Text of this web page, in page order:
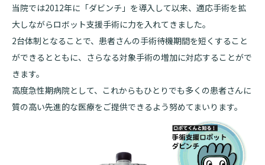
院長あいさつ
理念・方針・患者さんの権利
施設概要と沿革
ご来院される方へトップ
外来について
再診の方へ
外来のお会計について
診療科・センター・部門
医療機関・医療者の方へ
医療機関・医療者の方へトップ
患者さんのご紹介方法
お知らせ
当院では2012年に「ダビンチ」を導入して以来、適応手術を拡
大しながらロボット支援手術に力を入れてきました。
2台体制となることで、患者さんの手術待機期間を短くすること
ができるとともに、さらなる対象手術の増加に対応することがで
きます。
高度急性期病院として、これからもひとりでも多くの患者さんに
質の高い先進的な医療をご提供できるよう努めてまいります。